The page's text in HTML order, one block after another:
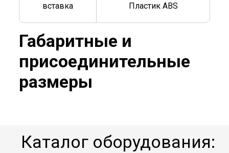
вставка
Пластик ABS
Габаритные и
присоединительные
размеры
Каталог оборудования: